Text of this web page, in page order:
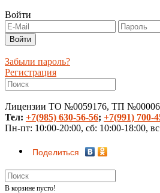
Войти
Забыли пароль?
Регистрация
Лицензии ТО №0059176, ТП
Тел: +7(985) 630-56-56; +7(991) 700-
Пн-пт: 10:00-20:00, сб: 10:00-18:00,
Поделиться
В корзине пусто!